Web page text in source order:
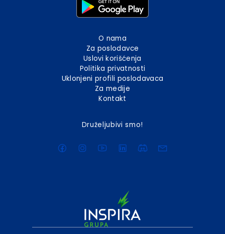
O nama
Za poslodavce
Uslovi korišćenja
Politika privatnosti
Uklonjeni profili poslodavaca
Za medije
Kontakt
Druželjubivi smo!